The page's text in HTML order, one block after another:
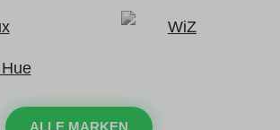
ALLE MARKEN